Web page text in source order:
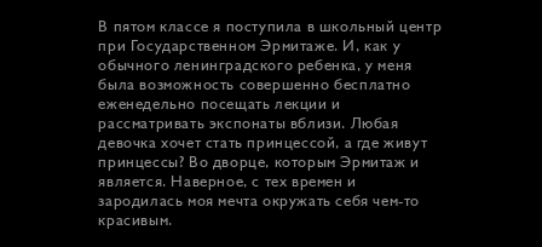
В пятом классе я поступила в школьный центр
при Государственном Эрмитаже. И, как у
обычного ленинградского ребенка, у меня
была возможность совершенно бесплатно
еженедельно посещать лекции и
рассматривать экспонаты вблизи. Любая
девочка хочет стать принцессой, а где живут
принцессы? Во дворце, которым Эрмитаж и
является. Наверное, с тех времен и
зародилась моя мечта окружать себя чем-то
красивым.